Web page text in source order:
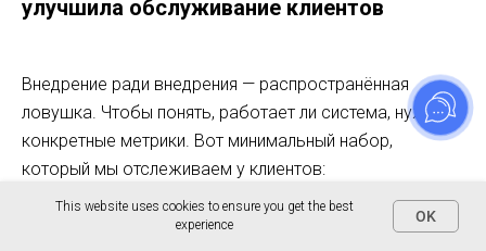
улучшила обслуживание клиентов
Внедрение ради внедрения — распространённая
ловушка. Чтобы понять, работает ли система, нужны
конкретные метрики. Вот минимальный набор,
который мы отслеживаем у клиентов:
This website uses cookies to ensure you get the best
experience
OK